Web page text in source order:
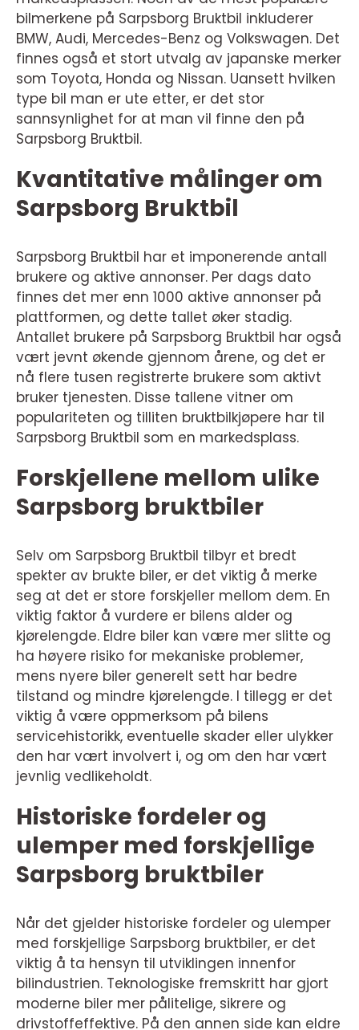
bilmerkene på Sarpsborg Bruktbil inkluderer
BMW, Audi, Mercedes-Benz og Volkswagen. Det
finnes også et stort utvalg av japanske merker
som Toyota, Honda og Nissan. Uansett hvilken
type bil man er ute etter, er det stor
sannsynlighet for at man vil finne den på
Sarpsborg Bruktbil.
Kvantitative målinger om
Sarpsborg Bruktbil
Sarpsborg Bruktbil har et imponerende antall
brukere og aktive annonser. Per dags dato
finnes det mer enn 1000 aktive annonser på
plattformen, og dette tallet øker stadig.
Antallet brukere på Sarpsborg Bruktbil har også
vært jevnt økende gjennom årene, og det er
nå flere tusen registrerte brukere som aktivt
bruker tjenesten. Disse tallene vitner om
populariteten og tilliten bruktbilkjøpere har til
Sarpsborg Bruktbil som en markedsplass.
Forskjellene mellom ulike
Sarpsborg bruktbiler
Selv om Sarpsborg Bruktbil tilbyr et bredt
spekter av brukte biler, er det viktig å merke
seg at det er store forskjeller mellom dem. En
viktig faktor å vurdere er bilens alder og
kjørelengde. Eldre biler kan være mer slitte og
ha høyere risiko for mekaniske problemer,
mens nyere biler generelt sett har bedre
tilstand og mindre kjørelengde. I tillegg er det
viktig å være oppmerksom på bilens
servicehistorikk, eventuelle skader eller ulykker
den har vært involvert i, og om den har vært
jevnlig vedlikeholdt.
Historiske fordeler og
ulemper med forskjellige
Sarpsborg bruktbiler
Når det gjelder historiske fordeler og ulemper
med forskjellige Sarpsborg bruktbiler, er det
viktig å ta hensyn til utviklingen innenfor
bilindustrien. Teknologiske fremskritt har gjort
moderne biler mer pålitelige, sikrere og
drivstoffeffektive. På den annen side kan eldre